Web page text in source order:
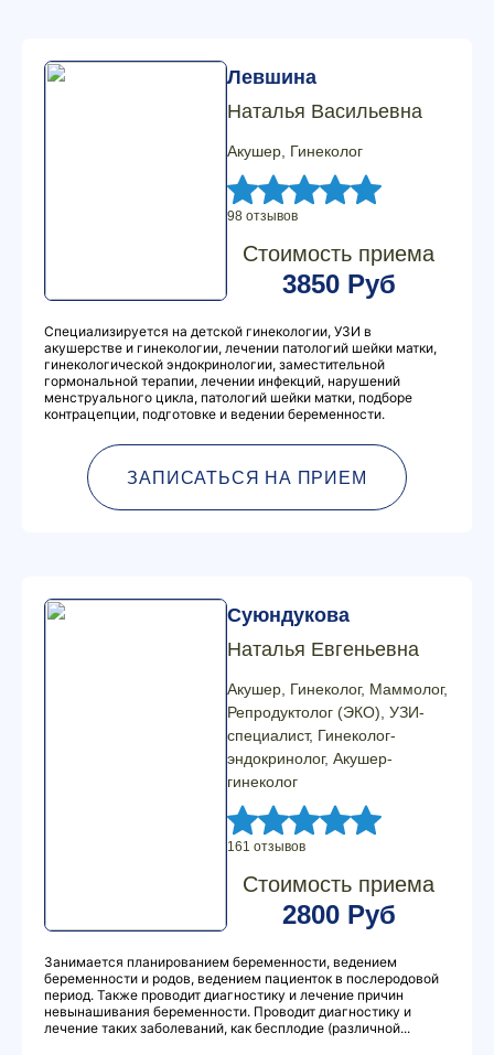
Левшина
Наталья Васильевна
Акушер, Гинеколог
98 отзывов
Стоимость приема
3850 Руб
Специализируется на детской гинекологии, УЗИ в
акушерстве и гинекологии, лечении патологий шейки матки,
гинекологической эндокринологии, заместительной
гормональной терапии, лечении инфекций, нарушений
менструального цикла, патологий шейки матки, подборе
контрацепции, подготовке и ведении беременности.
ЗАПИСАТЬСЯ НА ПРИЕМ
Суюндукова
Наталья Евгеньевна
Акушер, Гинеколог, Маммолог,
Репродуктолог (ЭКО), УЗИ-
специалист, Гинеколог-
эндокринолог, Акушер-
гинеколог
161 отзывов
Стоимость приема
2800 Руб
Занимается планированием беременности, ведением
беременности и родов, ведением пациенток в послеродовой
период. Также проводит диагностику и лечение причин
невынашивания беременности. Проводит диагностику и
лечение таких заболеваний, как бесплодие (различной...